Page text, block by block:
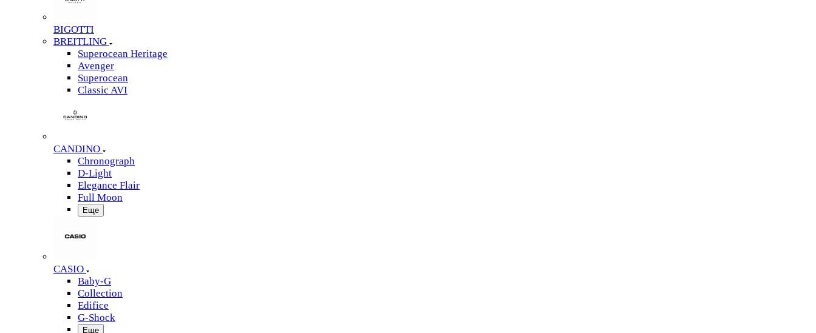
BIGOTTI
BREITLING
Superocean Heritage
Avenger
Superocean
Classic AVI
CANDINO
Chronograph
D-Light
Elegance Flair
Full Moon
Еще
CASIO
Baby-G
Collection
Edifice
G-Shock
Еще